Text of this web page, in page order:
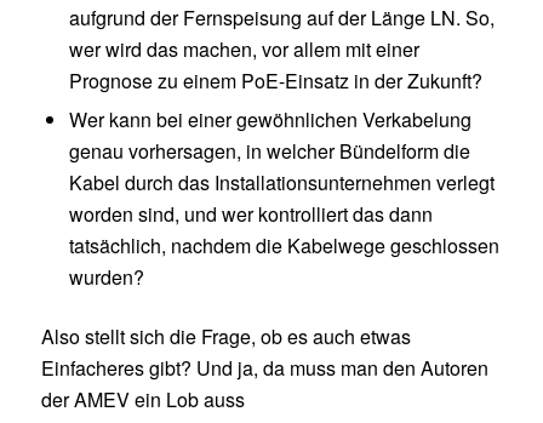
aufgrund der Fernspeisung auf der Länge LN. So,
wer wird das machen, vor allem mit einer
Prognose zu einem PoE-Einsatz in der Zukunft?
Wer kann bei einer gewöhnlichen Verkabelung
genau vorhersagen, in welcher Bündelform die
Kabel durch das Installationsunternehmen verlegt
worden sind, und wer kontrolliert das dann
tatsächlich, nachdem die Kabelwege geschlossen
wurden?
Also stellt sich die Frage, ob es auch etwas
Einfacheres gibt? Und ja, da muss man den Autoren
der AMEV ein Lob auss